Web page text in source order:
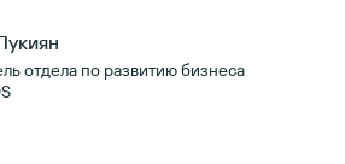
отдела по развитию бизнеса